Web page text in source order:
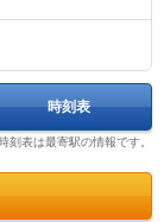
時刻表
刻表は最寄駅の情報です。